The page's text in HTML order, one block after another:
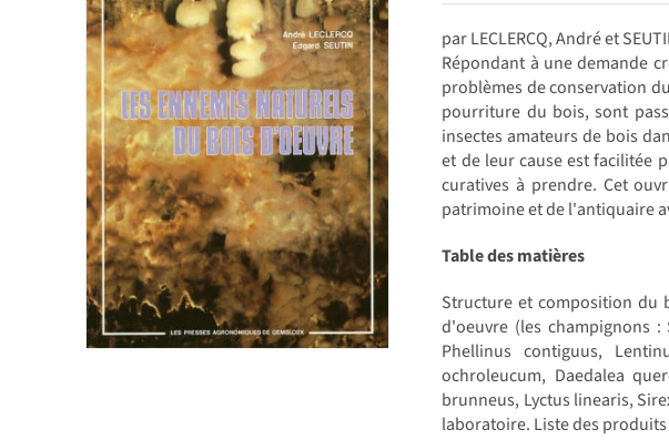
par LECLERCQ, André et
Répondant à une demande
problèmes de conservation
pourriture du bois, sont
insectes amateurs de bois
et de leur cause est facilitée
curatives à prendre. Cet
patrimoine et de l'antiquaire
Table des matières
Structure et composition du
d'oeuvre (les champignons
Phellinus contiguus,
ochroleucum, Daedalea
brunneus, Lyctus linearis,
laboratoire. Liste des